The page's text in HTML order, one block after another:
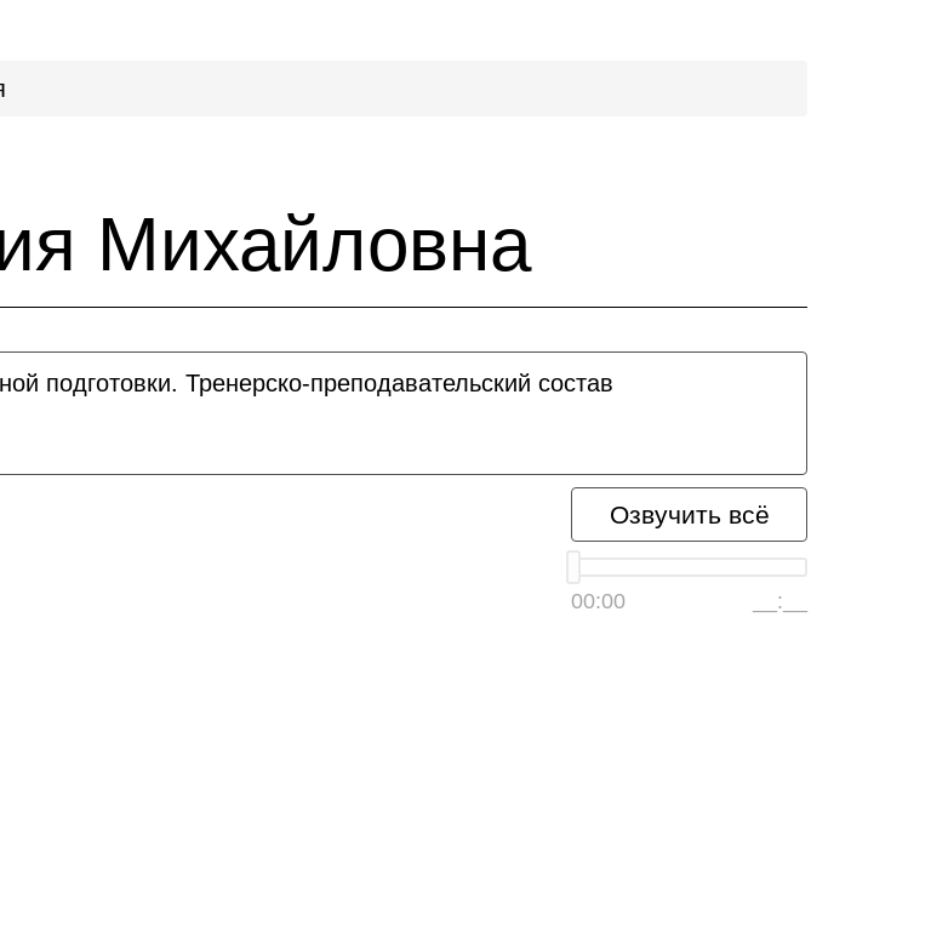
Михайловна
подготовки. Тренерско-преподавательский состав
Озвучить всё
00:00 __:__